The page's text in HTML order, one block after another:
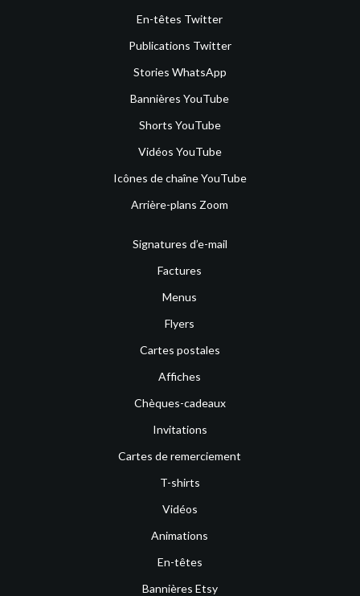
En-têtes Twitter
Publications Twitter
Stories WhatsApp
Bannières YouTube
Shorts YouTube
Vidéos YouTube
Icônes de chaîne YouTube
Arrière-plans Zoom
Signatures d’e-mail
Factures
Menus
Flyers
Cartes postales
Affiches
Chèques-cadeaux
Invitations
Cartes de remerciement
T-shirts
Vidéos
Animations
En-têtes
Bannières Etsy